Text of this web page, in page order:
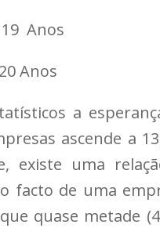
19 Anos
Anos
a
ascende a
existe uma
facto de uma
quase metade